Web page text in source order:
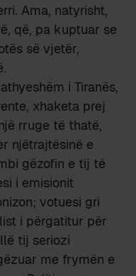
Ama, natyrisht,
që, pa kuptuar se
së vjetër,
i Tiranës,
xhaketa prej
rruge të thatë,
njëtrajtësinë e
gëzofin e tij të
i emisionit
votuesi gri
i përgatitur për
tij seriozi
me frymën e